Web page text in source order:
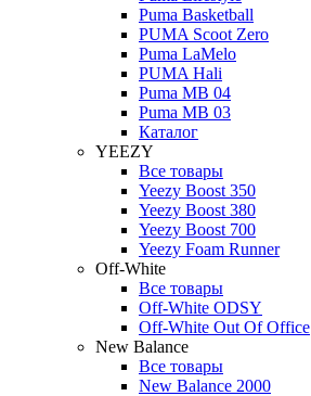
Puma Basketball
PUMA Scoot Zero
Puma LaMelo
PUMA Hali
Puma MB 04
Puma MB 03
Каталог
YEEZY
Все товары
Yeezy Boost 350
Yeezy Boost 380
Yeezy Boost 700
Yeezy Foam Runner
Off-White
Все товары
Off-White ODSY
Off-White Out Of Office
New Balance
Все товары
New Balance 2000